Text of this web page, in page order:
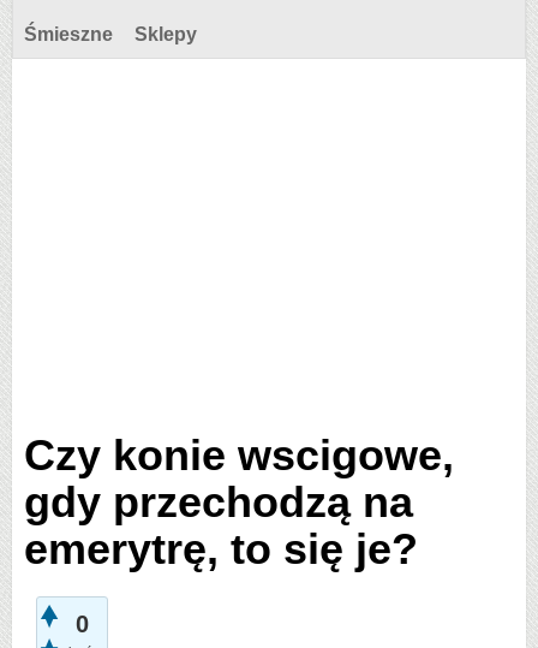
Śmieszne Sklepy
Czy konie wscigowe,
gdy przechodzą na
emerytrę, to się je?
0